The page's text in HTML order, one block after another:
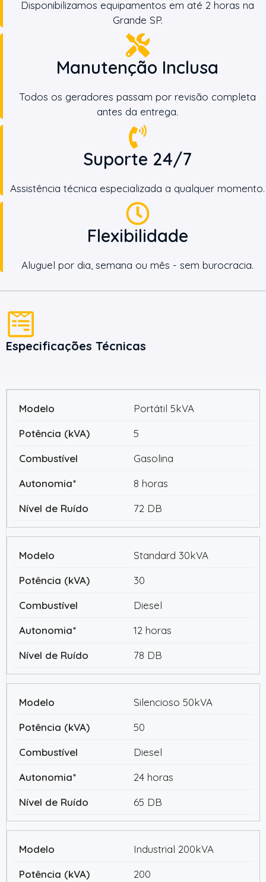
Disponibilizamos equipamentos em até 2 horas na
Grande SP.
Manutenção Inclusa
Todos os geradores passam por revisão completa
antes da entrega.
Suporte 24/7
Assistência técnica especializada a qualquer momento.
Flexibilidade
Aluguel por dia, semana ou mês - sem burocracia.
Especificações Técnicas
Portátil 5kVA
5
Gasolina
8 horas
72 DB
Standard 30kVA
30
Diesel
12 horas
78 DB
Silencioso 50kVA
50
Diesel
24 horas
65 DB
Industrial 200kVA
200